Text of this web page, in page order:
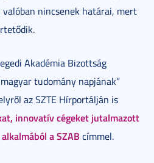
valóban nincsenek határai, mert
Akadémia Bizottság
tudomány napjának”
az SZTE Hírportálján is
innovatív cégeket jutalmazott
a SZAB címmel.